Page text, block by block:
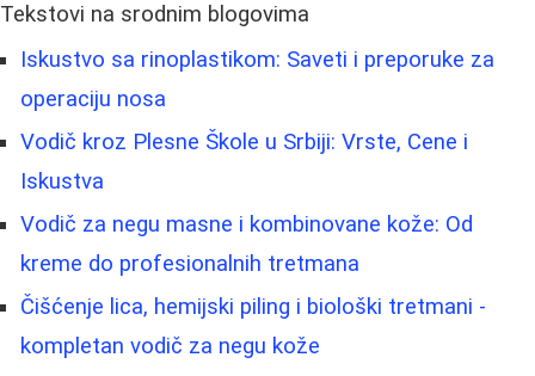
Tekstovi na srodnim blogovima
Iskustvo sa rinoplastikom: Saveti i preporuke za
operaciju nosa
Vodič kroz Plesne Škole u Srbiji: Vrste, Cene i
Iskustva
Vodič za negu masne i kombinovane kože: Od
kreme do profesionalnih tretmana
Čišćenje lica, hemijski piling i biološki tretmani -
kompletan vodič za negu kože